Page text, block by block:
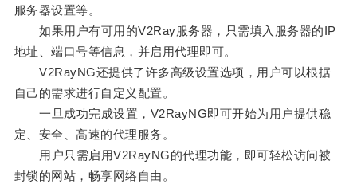
服务器设置等。
如果用户有可用的V2Ray服务器，只需填入服务器的IP
地址、端口号等信息，并启用代理即可。
V2RayNG还提供了许多高级设置选项，用户可以根据
自己的需求进行自定义配置。
一旦成功完成设置，V2RayNG即可开始为用户提供稳
定、安全、高速的代理服务。
用户只需启用V2RayNG的代理功能，即可轻松访问被
封锁的网站，畅享网络自由。